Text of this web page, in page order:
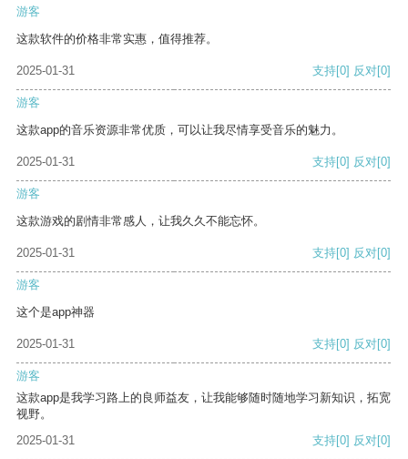
游客
这款软件的价格非常实惠，值得推荐。
2025-01-31 支持[0] 反对[0]
游客
这款app的音乐资源非常优质，可以让我尽情享受音乐的魅力。
2025-01-31 支持[0] 反对[0]
游客
这款游戏的剧情非常感人，让我久久不能忘怀。
2025-01-31 支持[0] 反对[0]
游客
这个是app神器
2025-01-31 支持[0] 反对[0]
游客
这款app是我学习路上的良师益友，让我能够随时随地学习新知识，拓宽
视野。
2025-01-31
支持[0] 反对[0]